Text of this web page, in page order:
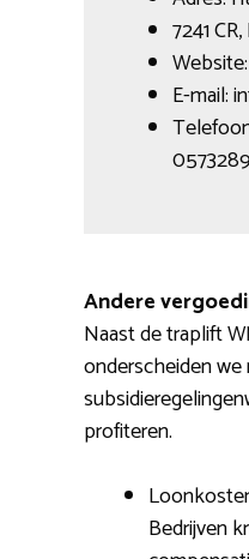
7241
Website:
E-mail:
Andere
Naast de traplift
onderscheiden
profiteren.
Bedrijven